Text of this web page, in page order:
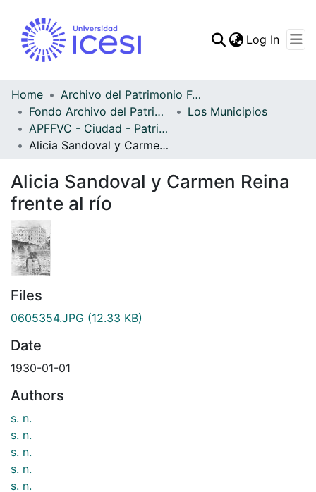
Statistics
Log In
Home
Archivo del Patrimonio Fotográfico y Fílmico del Valle del Cauca
Fondo Archivo del Patrimonio Fotográfico y Fílmico del Valle del Cauca
Los Municipios
APFFVC - Ciudad - Patrimonial
Alicia Sandoval y Carmen Reina frente al río
Alicia Sandoval y Carmen Reina
frente al río
Files
0605354.JPG (12.33 KB)
Date
1930-01-01
Authors
s. n.
s. n.
s. n.
s. n.
s. n.